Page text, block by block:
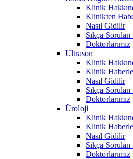
Klinik
Klinikten
Nasıl Gidilir
Sıkça
Doktorlarımız
Ultrason
Klinik
Klinik
Nasıl Gidilir
Sıkça
Doktorlarımız
Üroloji
Klinik
Klinik
Nasıl Gidilir
Sıkça
Doktorlarımız